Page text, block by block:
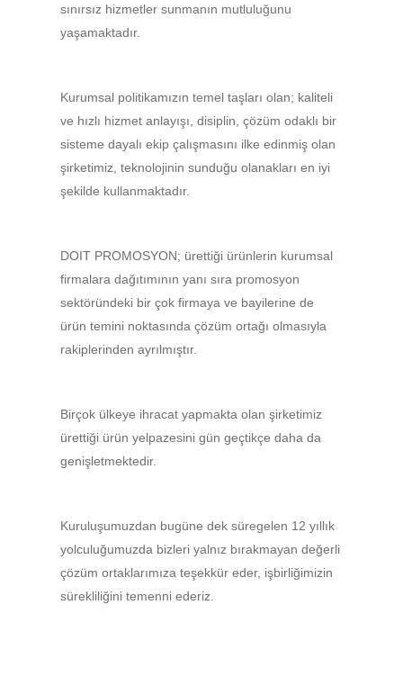
sınırsız hizmetler sunmanın mutluluğunu
yaşamaktadır.
Kurumsal politikamızın temel taşları olan; kaliteli
ve hızlı hizmet anlayışı, disiplin, çözüm odaklı bir
sisteme dayalı ekip çalışmasını ilke edinmiş olan
şirketimiz, teknolojinin sunduğu olanakları en iyi
şekilde kullanmaktadır.
DOIT PROMOSYON; ürettiği ürünlerin kurumsal
firmalara dağıtımının yanı sıra promosyon
sektöründeki bir çok firmaya ve bayilerine de
ürün temini noktasında çözüm ortağı olmasıyla
rakiplerinden ayrılmıştır.
Birçok ülkeye ihracat yapmakta olan şirketimiz
ürettiği ürün yelpazesini gün geçtikçe daha da
genişletmektedir.
Kuruluşumuzdan bugüne dek süregelen 12 yıllık
yolculuğumuzda bizleri yalnız bırakmayan değerli
çözüm ortaklarımıza teşekkür eder, işbirliğimizin
sürekliliğini temenni ederiz.